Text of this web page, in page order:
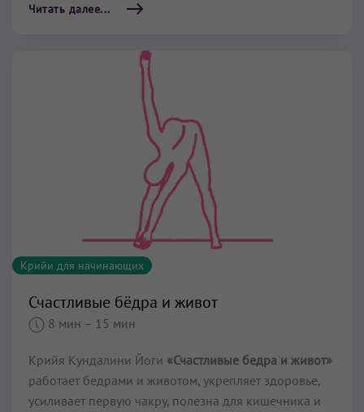
Читать далее...
Крийи для начинающих
Счастливые бёдра и живот
8 мин – 15 мин
Крийя Кундалини Йоги «Счастливые бедра и живот»
работает бедрами и животом, укрепляет здоровье,
усиливает первую чакру, полезна для кишечника и